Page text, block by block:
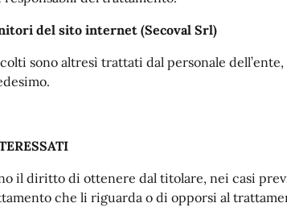
del sito internet (Secoval Srl)
sono altresì trattati dal personale
il diritto di ottenere dal titolare, nei casi
che li riguarda o di opporsi al